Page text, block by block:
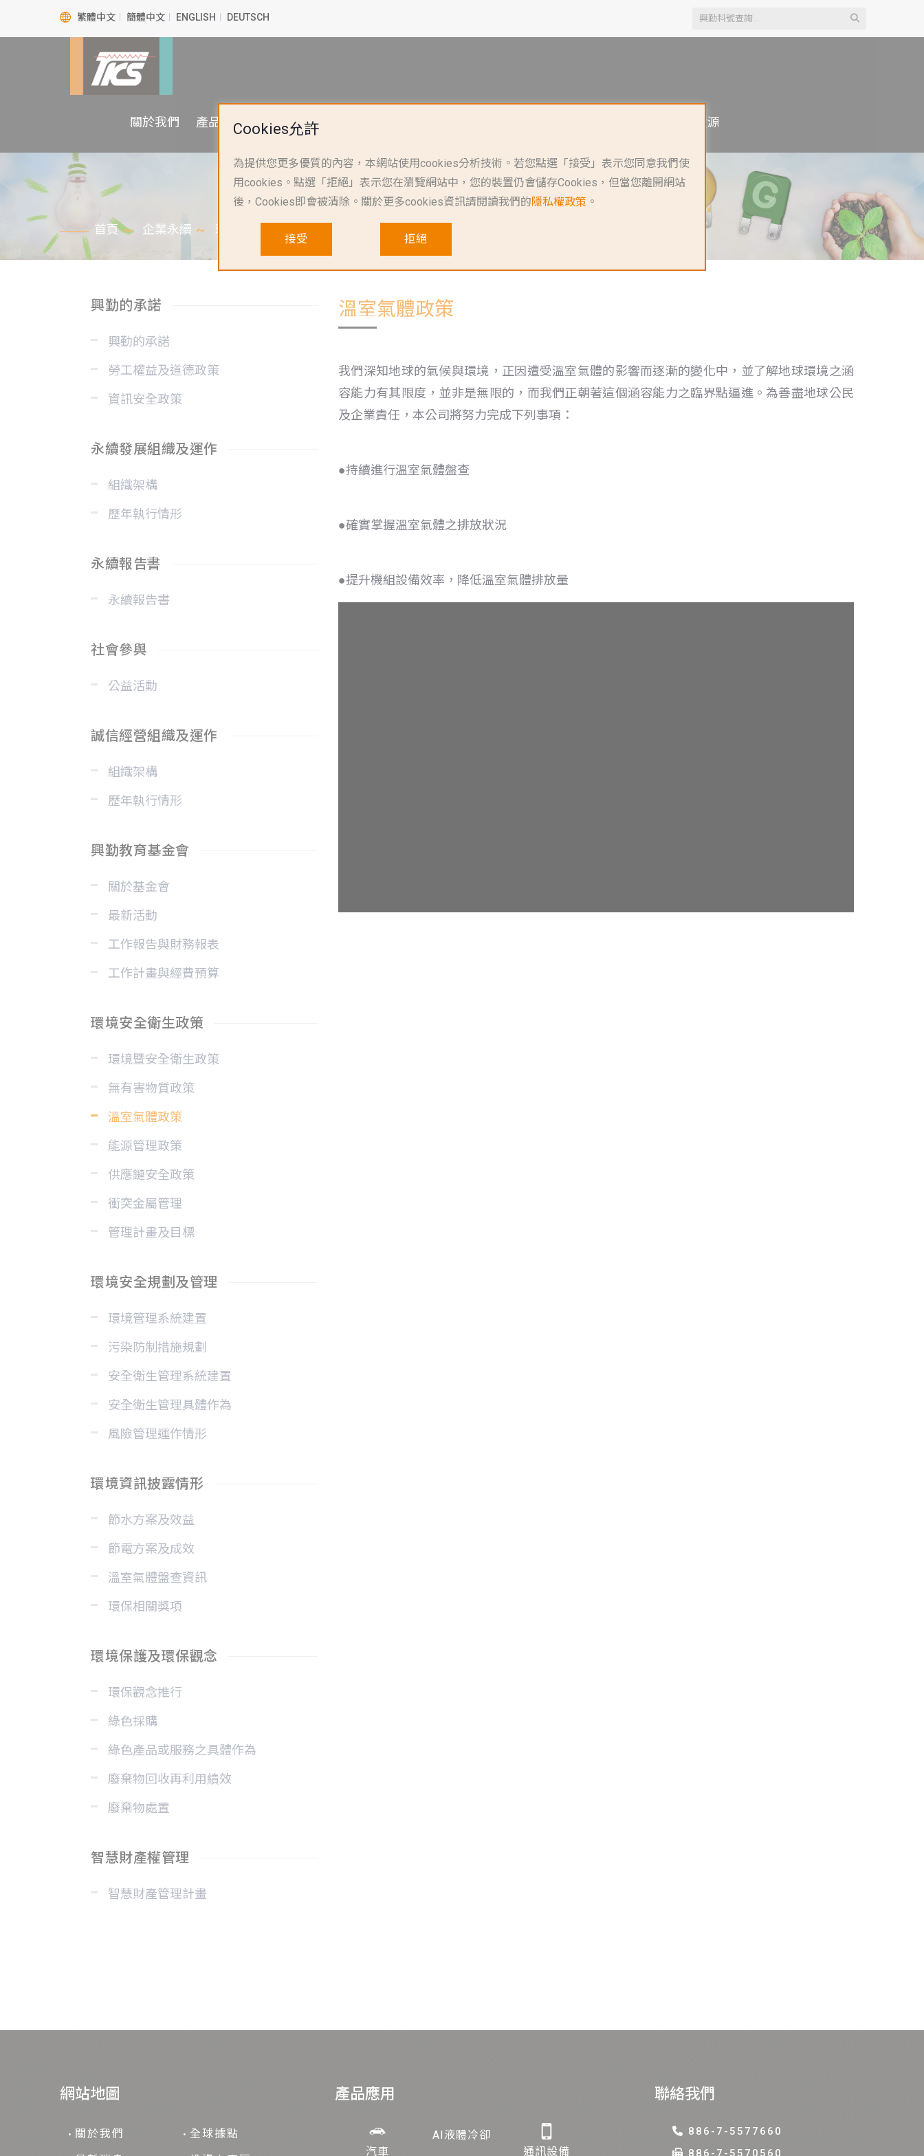
繁體中文 簡體中文 ENGLISH DEUTSCH
關於我們 產品介紹 產品應用 人力資源
首頁 企業永續 環境安全衛生政策
興勤的承諾
興勤的承諾
勞工權益及道德政策
資訊安全政策
永續發展組織及運作
組織架構
歷年執行情形
永續報告書
永續報告書
社會參與
公益活動
誠信經營組織及運作
組織架構
歷年執行情形
興勤教育基金會
關於基金會
最新活動
工作報告與財務報表
工作計畫與經費預算
環境安全衛生政策
環境暨安全衛生政策
無有害物質政策
溫室氣體政策
能源管理政策
供應鏈安全政策
衝突金屬管理
管理計畫及目標
環境安全規劃及管理
環境管理系統建置
污染防制措施規劃
安全衛生管理系統建置
安全衛生管理具體作為
風險管理運作情形
環境資訊披露情形
節水方案及效益
節電方案及成效
溫室氣體盤查資訊
環保相關獎項
環境保護及環保觀念
環保觀念推行
綠色採購
綠色產品或服務之具體作為
廢棄物回收再利用績效
廢棄物處置
智慧財產權管理
智慧財產管理計畫
溫室氣體政策
我們深知地球的氣候與環境，正因遭受溫室氣體的影響而逐漸的變化中，並了解地球環境之涵
容能力有其限度，並非是無限的，而我們正朝著這個涵容能力之臨界點逼進。為善盡地球公民
及企業責任，本公司將努力完成下列事項：
●持續進行溫室氣體盤查
●確實掌握溫室氣體之排放狀況
●提升機組設備效率，降低溫室氣體排放量
網站地圖
關於我們
全球據點
產品應用
汽車
AI液體冷卻
通訊設備
聯絡我們
886-7-5577660
886-7-5570560
Cookies允許
為提供您更多優質的內容，本網站使用cookies分析技術。若您點選「接受」表示您同意我們使
用cookies。點選「拒絕」表示您在瀏覽網站中，您的裝置仍會儲存Cookies，但當您離開網站
後，Cookies即會被清除。關於更多cookies資訊請閱讀我們的隱私權政策 。
接受 拒絕